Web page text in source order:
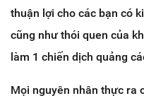
thuận lợi cho các bạn có
cũng như thói quen của
làm 1 chiến dịch quảng
Mọi nguyên nhân thực ra